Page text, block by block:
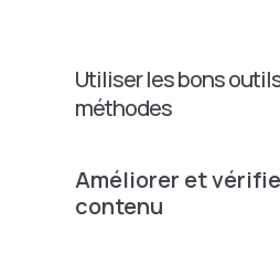
Utiliser les bons
méthodes
Améliorer et
contenu